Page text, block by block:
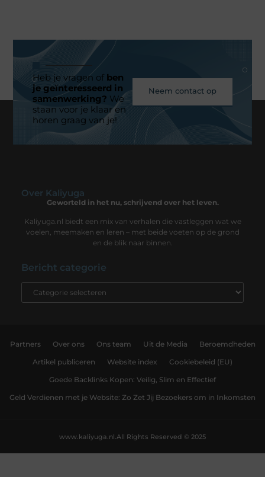
Heb je vragen ofben
je geïnteresseerd in
samenwerking? We
staan voor je klaar en
horen graag van je!
Neem contact op
Over Kaliyuga
Geworteld in het nu, schrijvend over het leven.
Kaliyuga.nl biedt een mix van verhalen die vastleggen wat we
voelen, meemaken en leren – met beide voeten op de grond
en de blik naar binnen.
Bericht categorie
Partners Over ons Ons team Uit de Media Beroemdheden
Artikel publiceren Website index Cookiebeleid (EU)
Goede Backlinks Kopen: Veilig, Slim en Effectief
Geld Verdienen met je Website: Zo Zet Jij Bezoekers om in Inkomsten
All Rights Reserved © 2025
www.kaliyuga.nl.